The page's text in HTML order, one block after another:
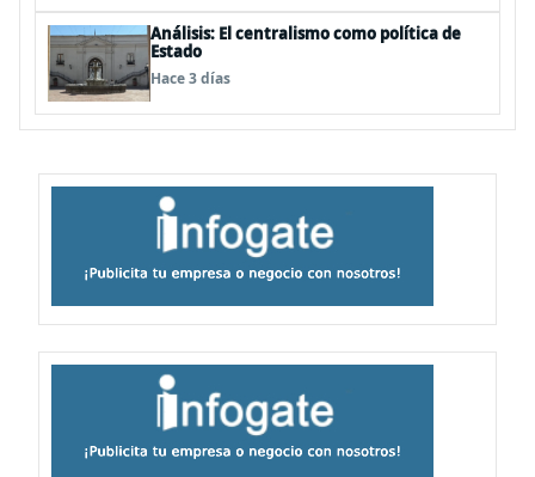
Análisis: El centralismo como política de
Estado
Hace 3 días